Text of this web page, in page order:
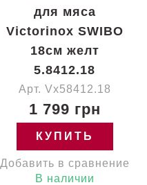
для мяса
Victorinox SWIBO
18см желт
5.8412.18
Арт. Vx58412.18
1 799 грн
КУПИТЬ
Добавить в сравнение
В наличии